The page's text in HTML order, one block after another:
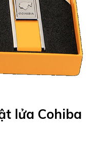
lửa Cohiba